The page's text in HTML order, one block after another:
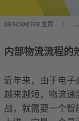
SSI SCHAEFER 主页 ...
内部物流流程的
近年来，由于电
越来越短，物流
战，就需要一个